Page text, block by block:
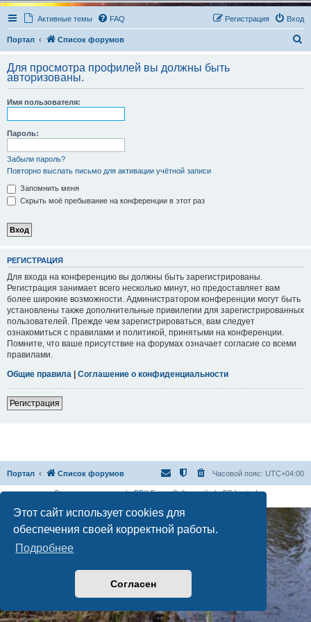
Этот сайт использует cookies для
обеспечения своей корректной работы.
Подробнее
Согласен
Активные темы FAQ Вход
Регистрация
Портал Список форумов
с
Для просмотра профилей вы должны быть
авторизованы.
Имя пользователя:
Пароль:
Забыли пароль?
Повторно выслать письмо для активации учётной записи
Запомнить меня
Скрыть моё пребывание на конференции в этот раз
РЕГИСТРАЦИЯ
Для входа на конференцию вы должны быть зарегистрированы.
Регистрация занимает всего несколько минут, но предоставляет вам
более широкие возможности. Администратором конференции могут быть
установлены также дополнительные привилегии для зарегистрированных
пользователей. Прежде чем зарегистрироваться, вам следует
ознакомиться с правилами и политикой, принятыми на конференции.
Помните, что ваше присутствие на форумах означает согласие со всеми
правилами.
Общие правила | Соглашение о конфиденциальности
Регистрация
Портал Список форумов Часовой пояс: UTC+04:00
Создано на основеphpBB® Forum Software © phpBB Limited